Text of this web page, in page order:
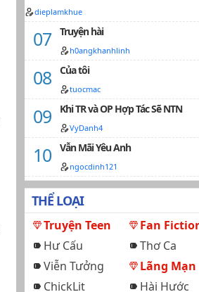
dieplamkhue
Truyện hài
h0angkhanhlinh
Của tôi
tuocmac
Khi TR và OP Hợp Tác Sẽ NTN
VyDanh4
Vẫn Mãi Yêu Anh
ngocdinh121
THỂ LOẠI
Truyện Teen
Fan
Hư Cấu
Thơ Ca
Viễn Tưởng
Lãng Mạn
ChickLit
Hài Hước